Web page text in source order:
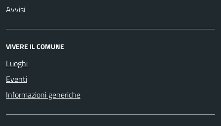
Avvisi
VIVERE IL COMUNE
Luoghi
Eventi
Informazioni generiche